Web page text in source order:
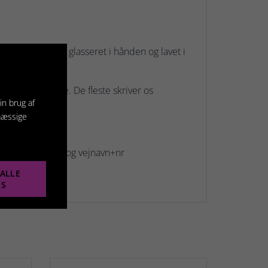
er alle glasseret i hånden og lavet i
fuld adresse. De fleste skriver os
nr. efternavn og vejnavn+nr
brug af